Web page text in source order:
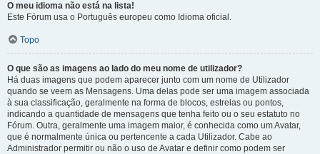
O meu idioma não está na lista!
Este Fórum usa o Português europeu como Idioma oficial.
Topo
O que são as imagens ao lado do meu nome de utilizador?
Há duas imagens que podem aparecer junto com um nome de Utilizador
quando se veem as Mensagens. Uma delas pode ser uma imagem associada
à sua classificação, geralmente na forma de blocos, estrelas ou pontos,
indicando a quantidade de mensagens que tenha feito ou o seu estatuto no
Fórum. Outra, geralmente uma imagem maior, é conhecida como um Avatar,
que é normalmente única ou pertencente a cada Utilizador. Cabe ao
Administrador permitir ou não o uso de Avatar e definir como podem ser